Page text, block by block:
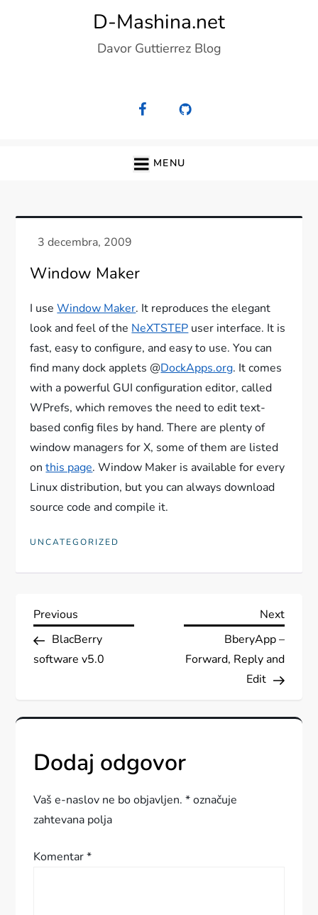
D-Mashina.net
Davor Guttierrez Blog
MENU
Window Maker
I useWindow Maker. It reproduces the elegant
look and feel of the NeXTSTEP user interface. It is
fast, easy to configure, and easy to use. You can
find many dock applets @DockApps.org. It comes
with a powerful GUI configuration editor, called
WPrefs, which removes the need to edit text-
based config files by hand. There are plenty of
window managers for X, some of them are listed
onthis page. Window Maker is available for every
Linux distribution, but you can always download
source code and compile it.
UNCATEGORIZED
N
a
i
g
a
c
i
Previous
Post
Previous
BlacBerry
software v5.0
Next
Next
BberyApp –
Forward, Reply and
Edit
Dodaj odgovor
Vaš e-naslov ne bo objavljen. *označuje
zahtevana polja
Komentar*